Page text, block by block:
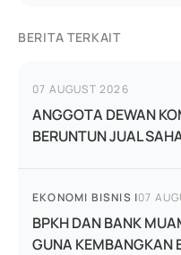
BERITA TERKAIT
07 AUGUST 2026
ANGGOTA DEWAN
BERUNTUN JUAL
EKONOMI BISNIS |07
BPKH DAN BANK
GUNA KEMBANGKAN